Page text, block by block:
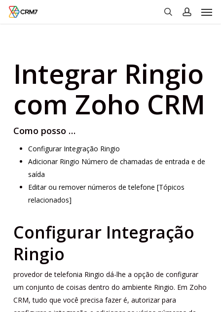
Skip
Integrar Ringio
com Zoho CRM
Como posso …
Configurar Integração Ringio
Adicionar Ringio Número de chamadas de entrada e de
saída
Editar ou remover números de telefone [Tópicos
relacionados]
Configurar Integração
Ringio
provedor de telefonia Ringio dá-lhe a opção de configurar
um conjunto de coisas dentro do ambiente Ringio. Em Zoho
CRM, tudo que você precisa fazer é, autorizar para